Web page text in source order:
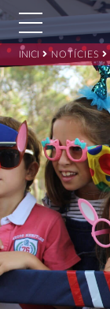
INICI NOTÍCIES